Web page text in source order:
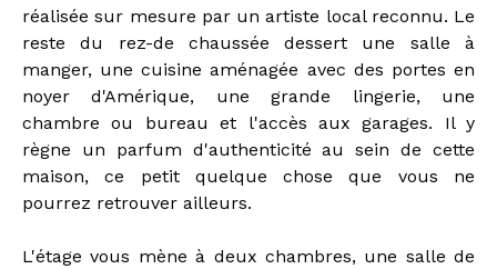
réalisée sur mesure par un artiste local reconnu. Le
reste du rez-de chaussée dessert une salle à
manger, une cuisine aménagée avec des portes en
noyer d'Amérique, une grande lingerie, une
chambre ou bureau et l'accès aux garages. Il y
règne un parfum d'authenticité au sein de cette
maison, ce petit quelque chose que vous ne
pourrez retrouver ailleurs.
L'étage vous mène à deux chambres, une salle de